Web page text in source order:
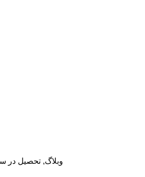
وبلاگ تحصیل در